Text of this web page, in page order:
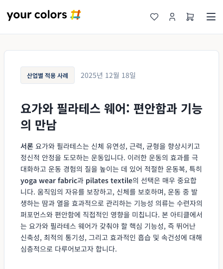
산업별 적용 사례 2025년 12월 18일
요가와 필라테스 웨어: 편안함과 기능
의 만남
서론 요가와 필라테스는 신체 유연성, 근력, 균형을 향상시키고
정신적 안정을 도모하는 운동입니다. 이러한 운동의 효과를 극
대화하고 운동 경험의 질을 높이는 데 있어 적절한 운동복, 특히
yoga wear fabric과 pilates textile의 선택은 매우 중요합
니다. 움직임의 자유를 보장하고, 신체를 보호하며, 운동 중 발
생하는 땀과 열을 효과적으로 관리하는 기능성 의류는 수련자의
퍼포먼스와 편안함에 직접적인 영향을 미칩니다. 본 아티클에서
는 요가와 필라테스 웨어가 갖춰야 할 핵심 기능성, 즉 뛰어난
신축성, 최적의 통기성, 그리고 효과적인 흡습 및 속건성에 대해
심층적으로 다루어보고자 합니다.